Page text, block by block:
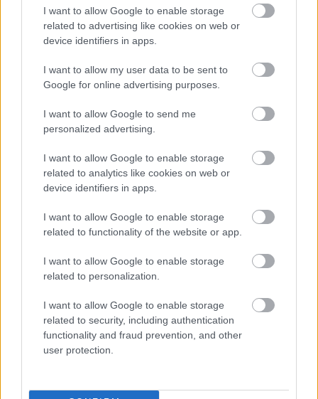
I want to allow Google to enable storage
related to advertising like cookies on web or
device identifiers in apps.
I want to allow my user data to be sent to
Google for online advertising purposes.
I want to allow Google to send me
personalized advertising.
I want to allow Google to enable storage
related to analytics like cookies on web or
device identifiers in apps.
I want to allow Google to enable storage
related to functionality of the website or app.
I want to allow Google to enable storage
related to personalization.
I want to allow Google to enable storage
related to security, including authentication
functionality and fraud prevention, and other
user protection.Σπύρος Σμυρνής
Μεγάλωσε στο πολυαγαπημένο του Αιγάλεω και σπούδασε